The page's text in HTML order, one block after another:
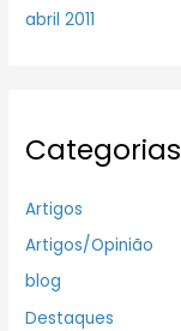
abril 2011
Categorias
Artigos
Artigos/Opinião
blog
Destaques